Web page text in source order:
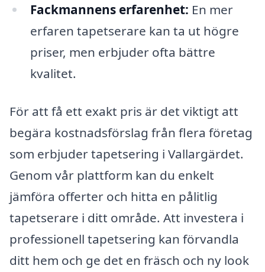
Fackmannens erfarenhet: En mer
erfaren tapetserare kan ta ut högre
priser, men erbjuder ofta bättre
kvalitet.
För att få ett exakt pris är det viktigt att
begära kostnadsförslag från flera företag
som erbjuder tapetsering i Vallargärdet.
Genom vår plattform kan du enkelt
jämföra offerter och hitta en pålitlig
tapetserare i ditt område. Att investera i
professionell tapetsering kan förvandla
ditt hem och ge det en fräsch och ny look